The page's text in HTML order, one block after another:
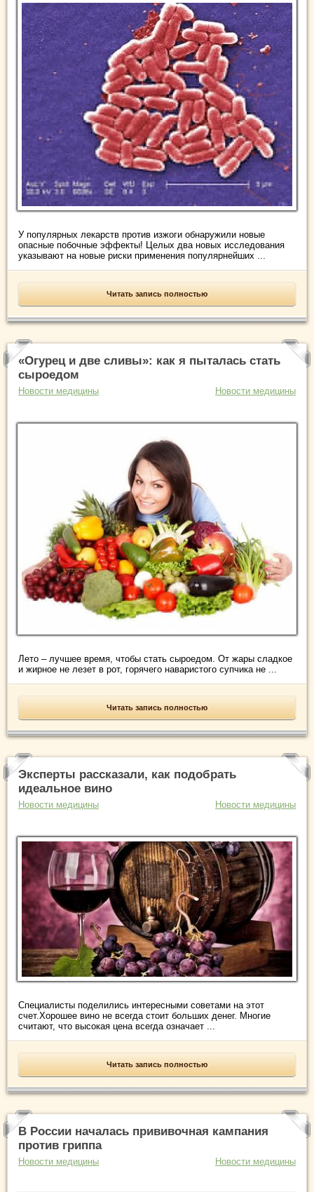
У популярных лекарств против изжоги обнаружили новые
опасные побочные эффекты! Целых два новых исследования
указывают на новые риски применения популярнейших ...
Читать запись полностью
«Огурец и две сливы»: как я пыталась стать
сыроедом
Новости медицины Новости медицины
Лето – лучшее время, чтобы стать сыроедом. От жары сладкое
и жирное не лезет в рот, горячего наваристого супчика не ...
Читать запись полностью
Эксперты рассказали, как подобрать
идеальное вино
Новости медицины Новости медицины
Специалисты поделились интересными советами на этот
счет.Хорошее вино не всегда стоит больших денег. Многие
считают, что высокая цена всегда означает ...
Читать запись полностью
В России началась прививочная кампания
против гриппа
Новости медицины Новости медицины